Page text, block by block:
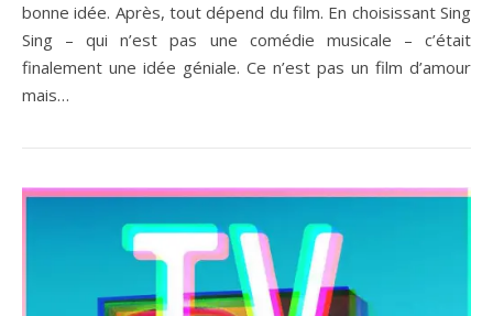
bonne idée. Après, tout dépend du film. En choisissant Sing
Sing – qui n’est pas une comédie musicale – c’était
finalement une idée géniale. Ce n’est pas un film d’amour
mais…